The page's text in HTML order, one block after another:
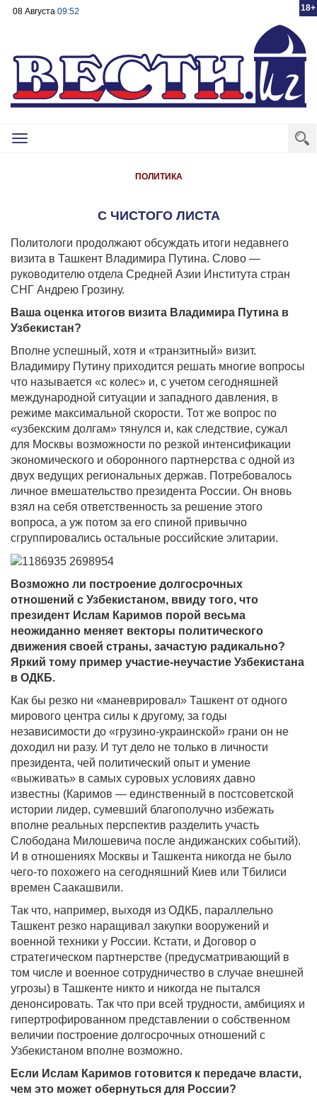
18+
08 Августа 09:52
Toggle
ПОЛИТИКА
С ЧИСТОГО ЛИСТА
Политологи продолжают обсуждать итоги недавнего
визита в Ташкент Владимира Путина. Слово —
руководителю отдела Средней Азии Института стран
СНГ Андрею Грозину.
Ваша оценка итогов визита Владимира Путина в
Узбекистан?
Вполне успешный, хотя и «транзитный» визит.
Владимиру Путину приходится решать многие вопросы
что называется «с колес» и, с учетом сегодняшней
международной ситуации и западного давления, в
режиме максимальной скорости. Тот же вопрос по
«узбекским долгам» тянулся и, как следствие, сужал
для Москвы возможности по резкой интенсификации
экономического и оборонного партнерства с одной из
двух ведущих региональных держав. Потребовалось
личное вмешательство президента России. Он вновь
взял на себя ответственность за решение этого
вопроса, а уж потом за его спиной привычно
сгруппировались остальные российские элитарии.
Возможно ли построение долгосрочных
отношений с Узбекистаном, ввиду того, что
президент Ислам Каримов порой весьма
неожиданно меняет векторы политического
движения своей страны, зачастую радикально?
Яркий тому пример участие-неучастие Узбекистана
в ОДКБ.
Как бы резко ни «маневрировал» Ташкент от одного
мирового центра силы к другому, за годы
независимости до «грузино-украинской» грани он не
доходил ни разу. И тут дело не только в личности
президента, чей политический опыт и умение
«выживать» в самых суровых условиях давно
известны (Каримов — единственный в постсоветской
истории лидер, сумевший благополучно избежать
вполне реальных перспектив разделить участь
Слободана Милошевича после андижанских событий).
И в отношениях Москвы и Ташкента никогда не было
чего-то похожего на сегодняшний Киев или Тбилиси
времен Саакашвили.
Так что, например, выходя из ОДКБ, параллельно
Ташкент резко наращивал закупки вооружений и
военной техники у России. Кстати, и Договор о
стратегическом партнерстве (предусматривающий в
том числе и военное сотрудничество в случае внешней
угрозы) в Ташкенте никто и никогда не пытался
денонсировать. Так что при всей трудности, амбициях и
гипертрофированном представлении о собственном
величии построение долгосрочных отношений с
Узбекистаном вполне возможно.
Если Ислам Каримов готовится к передаче власти,
чем это может обернуться для России?